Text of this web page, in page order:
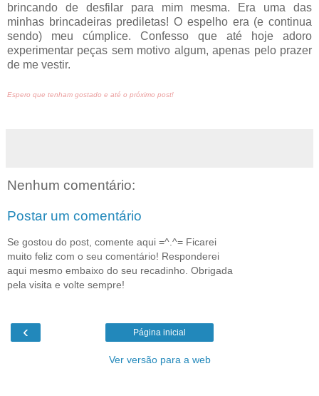
brincando de desfilar para mim mesma. Era uma das
minhas brincadeiras prediletas! O espelho era (e continua
sendo) meu cúmplice. Confesso que até hoje adoro
experimentar peças sem motivo algum, apenas pelo prazer
de me vestir.
Espero que tenham gostado e até o próximo post!
Nenhum comentário:
Postar um comentário
Se gostou do post, comente aqui =^.^= Ficarei
muito feliz com o seu comentário! Responderei
aqui mesmo embaixo do seu recadinho. Obrigada
pela visita e volte sempre!
‹ Página inicial
Ver versão para a web